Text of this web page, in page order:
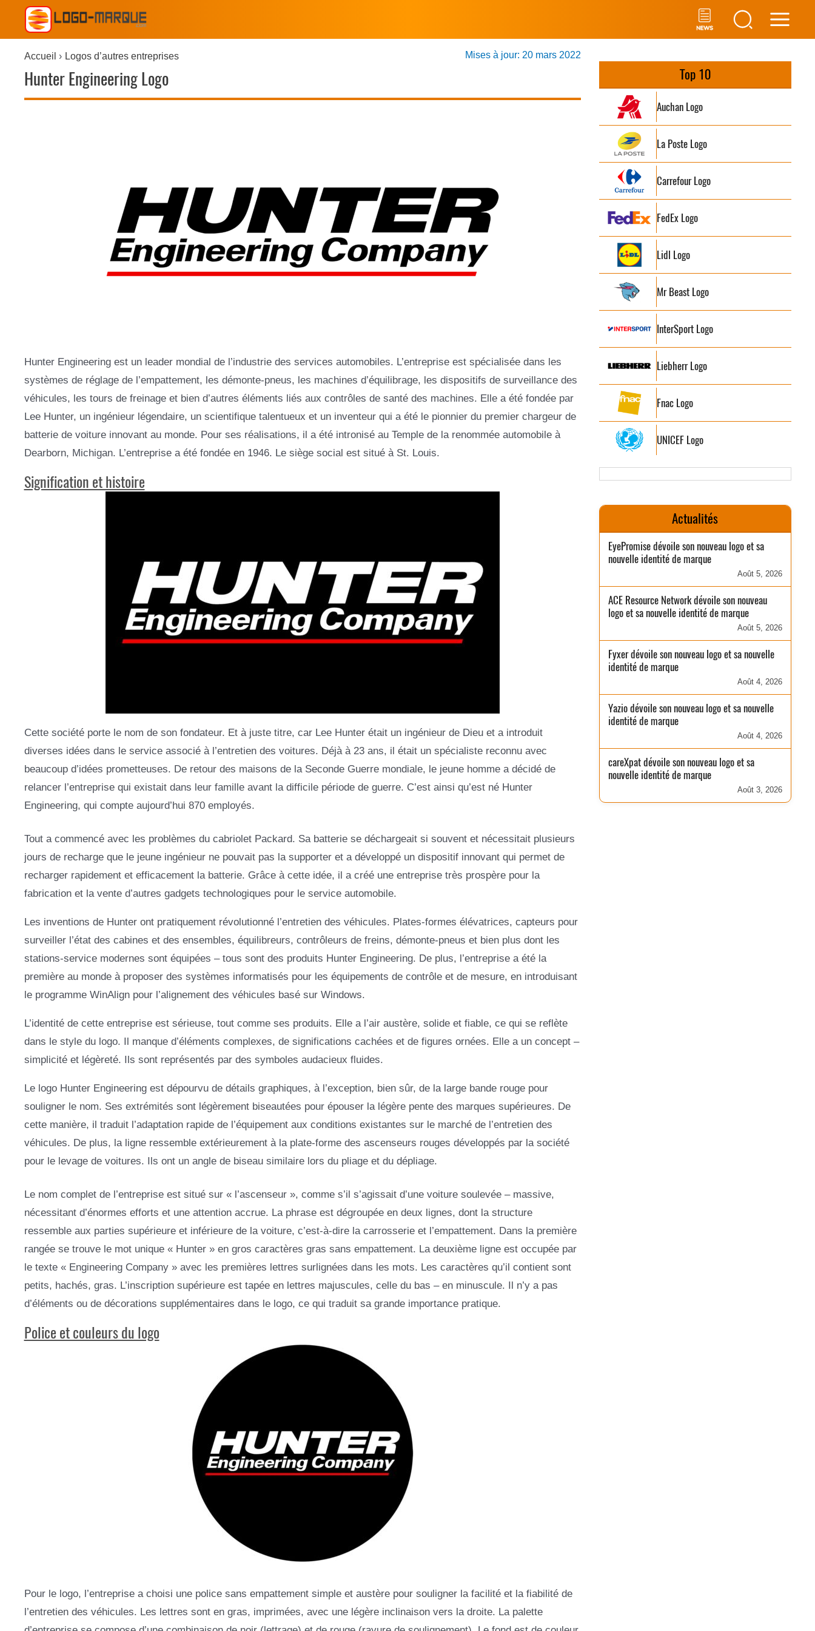
Accueil Logos d’autres entreprises
Hunter Engineering Logo
Mises à jour: 20 mars 2022
Hunter Engineering est un leader mondial de l’industrie des services automobiles. L’entreprise est spécialisée dans les
systèmes de réglage de l’empattement, les démonte-pneus, les machines d’équilibrage, les dispositifs de surveillance des
véhicules, les tours de freinage et bien d’autres éléments liés aux contrôles de santé des machines. Elle a été fondée par
Lee Hunter, un ingénieur légendaire, un scientifique talentueux et un inventeur qui a été le pionnier du premier chargeur de
batterie de voiture innovant au monde. Pour ses réalisations, il a été intronisé au Temple de la renommée automobile à
Dearborn, Michigan. L’entreprise a été fondée en 1946. Le siège social est situé à St. Louis.
Signification et histoire
Cette société porte le nom de son fondateur. Et à juste titre, car Lee Hunter était un ingénieur de Dieu et a introduit
diverses idées dans le service associé à l’entretien des voitures. Déjà à 23 ans, il était un spécialiste reconnu avec
beaucoup d’idées prometteuses. De retour des maisons de la Seconde Guerre mondiale, le jeune homme a décidé de
relancer l’entreprise qui existait dans leur famille avant la difficile période de guerre. C’est ainsi qu’est né Hunter
Engineering, qui compte aujourd’hui 870 employés.
Tout a commencé avec les problèmes du cabriolet Packard. Sa batterie se déchargeait si souvent et nécessitait plusieurs
jours de recharge que le jeune ingénieur ne pouvait pas la supporter et a développé un dispositif innovant qui permet de
recharger rapidement et efficacement la batterie. Grâce à cette idée, il a créé une entreprise très prospère pour la
fabrication et la vente d’autres gadgets technologiques pour le service automobile.
Les inventions de Hunter ont pratiquement révolutionné l’entretien des véhicules. Plates-formes élévatrices, capteurs pour
surveiller l’état des cabines et des ensembles, équilibreurs, contrôleurs de freins, démonte-pneus et bien plus dont les
stations-service modernes sont équipées – tous sont des produits Hunter Engineering. De plus, l’entreprise a été la
première au monde à proposer des systèmes informatisés pour les équipements de contrôle et de mesure, en introduisant
le programme WinAlign pour l’alignement des véhicules basé sur Windows.
L’identité de cette entreprise est sérieuse, tout comme ses produits. Elle a l’air austère, solide et fiable, ce qui se reflète
dans le style du logo. Il manque d’éléments complexes, de significations cachées et de figures ornées. Elle a un concept –
simplicité et légèreté. Ils sont représentés par des symboles audacieux fluides.
Le logo Hunter Engineering est dépourvu de détails graphiques, à l’exception, bien sûr, de la large bande rouge pour
souligner le nom. Ses extrémités sont légèrement biseautées pour épouser la légère pente des marques supérieures. De
cette manière, il traduit l’adaptation rapide de l’équipement aux conditions existantes sur le marché de l’entretien des
véhicules. De plus, la ligne ressemble extérieurement à la plate-forme des ascenseurs rouges développés par la société
pour le levage de voitures. Ils ont un angle de biseau similaire lors du pliage et du dépliage.
Le nom complet de l’entreprise est situé sur « l’ascenseur », comme s’il s’agissait d’une voiture soulevée – massive,
nécessitant d’énormes efforts et une attention accrue. La phrase est dégroupée en deux lignes, dont la structure
ressemble aux parties supérieure et inférieure de la voiture, c’est-à-dire la carrosserie et l’empattement. Dans la première
rangée se trouve le mot unique « Hunter » en gros caractères gras sans empattement. La deuxième ligne est occupée par
le texte « Engineering Company » avec les premières lettres surlignées dans les mots. Les caractères qu’il contient sont
petits, hachés, gras. L’inscription supérieure est tapée en lettres majuscules, celle du bas – en minuscule. Il n’y a pas
d’éléments ou de décorations supplémentaires dans le logo, ce qui traduit sa grande importance pratique.
Police et couleurs du logo
Pour le logo, l’entreprise a choisi une police sans empattement simple et austère pour souligner la facilité et la fiabilité de
l’entretien des véhicules. Les lettres sont en gras, imprimées, avec une légère inclinaison vers la droite. La palette
Top 10
Auchan Logo
La Poste Logo
Carrefour Logo
FedEx Logo
Lidl Logo
Mr Beast Logo
InterSport Logo
Liebherr Logo
Fnac Logo
UNICEF Logo
Actualités
EyePromise dévoile son nouveau logo et sa
nouvelle identité de marque
Août 5, 2026
ACE Resource Network dévoile son nouveau
logo et sa nouvelle identité de marque
Août 5, 2026
Fyxer dévoile son nouveau logo et sa nouvelle
identité de marque
Août 4, 2026
Yazio dévoile son nouveau logo et sa nouvelle
identité de marque
Août 4, 2026
careXpat dévoile son nouveau logo et sa
nouvelle identité de marque
Août 3, 2026